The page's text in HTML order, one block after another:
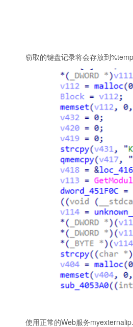
窃取的键盘记录将会存放到
使用正常的Web服务